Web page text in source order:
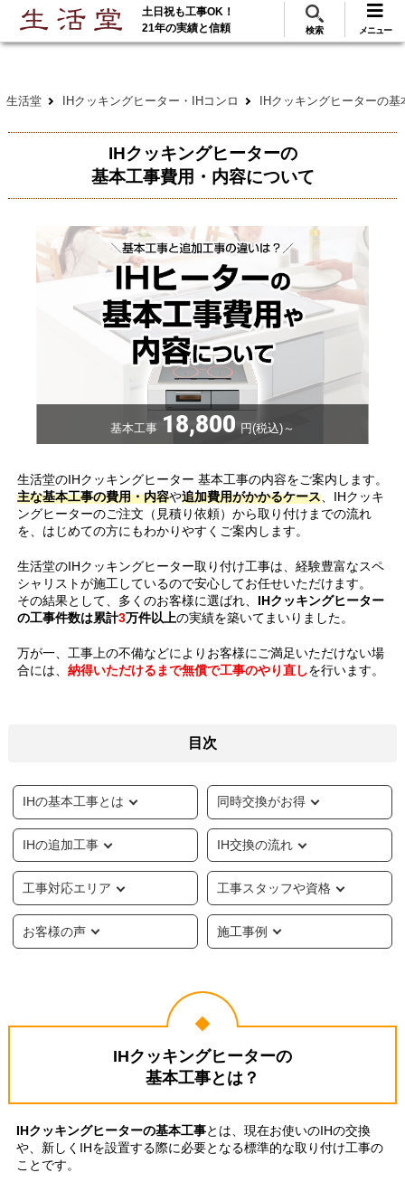
ご利用 288万･工事実績117万件! 無料見積
土日祝も工事OK！
21年の実績と信頼
検索 メニュー
生活堂 IHクッキングヒーター・IHコンロ IHクッキングヒーターの
IHクッキングヒーターの
基本工事費用・内容について
基本工事 18,800 円(税込)～
生活堂のIHクッキングヒーター 基本工事の内容をご案内します。
主な基本工事の費用・内容や追加費用がかかるケース、IHクッキ
ングヒーターのご注文（見積り依頼）から取り付けまでの流れ
を、はじめての方にもわかりやすくご案内します。
生活堂のIHクッキングヒーター取り付け工事は、経験豊富なスペ
シャリストが施工しているので安心してお任せいただけます。
その結果として、多くのお客様に選ばれ、 IHクッキングヒーター
の工事件数は累計3万件以上の実績を築いてまいりました。
万が一、工事上の不備などによりお客様にご満足いただけない場
合には、 納得いただけるまで無償で工事のやり直しを行います。
目次
IHの基本工事とは 同時交換がお得
IHの追加工事 IH交換の流れ
工事対応エリア 工事スタッフや資格
お客様の声 施工事例
IHクッキングヒーターの
基本工事とは？
IHクッキングヒーターの基本工事とは、現在お使いのIHの交換
や、新しくIHを設置する際に必要となる標準的な取り付け工事の
ことです。